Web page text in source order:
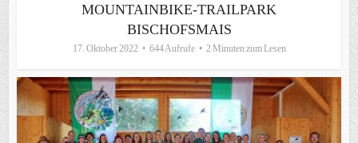
MOUNTAINBIKE-TRAILPARK
BISCHOFSMAIS
17. Oktober 2022 644 Aufrufe 2 Minuten zum Lesen